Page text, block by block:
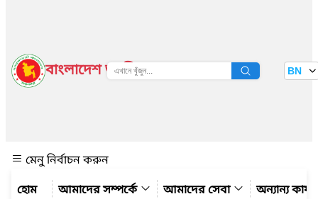
বাংলাদেশ জাতীয় তথ্য বাতায়ন BN
মেনু নির্বাচন করুন
আমাদের সম্পর্কে
আমাদের সেবা অন্যান্য